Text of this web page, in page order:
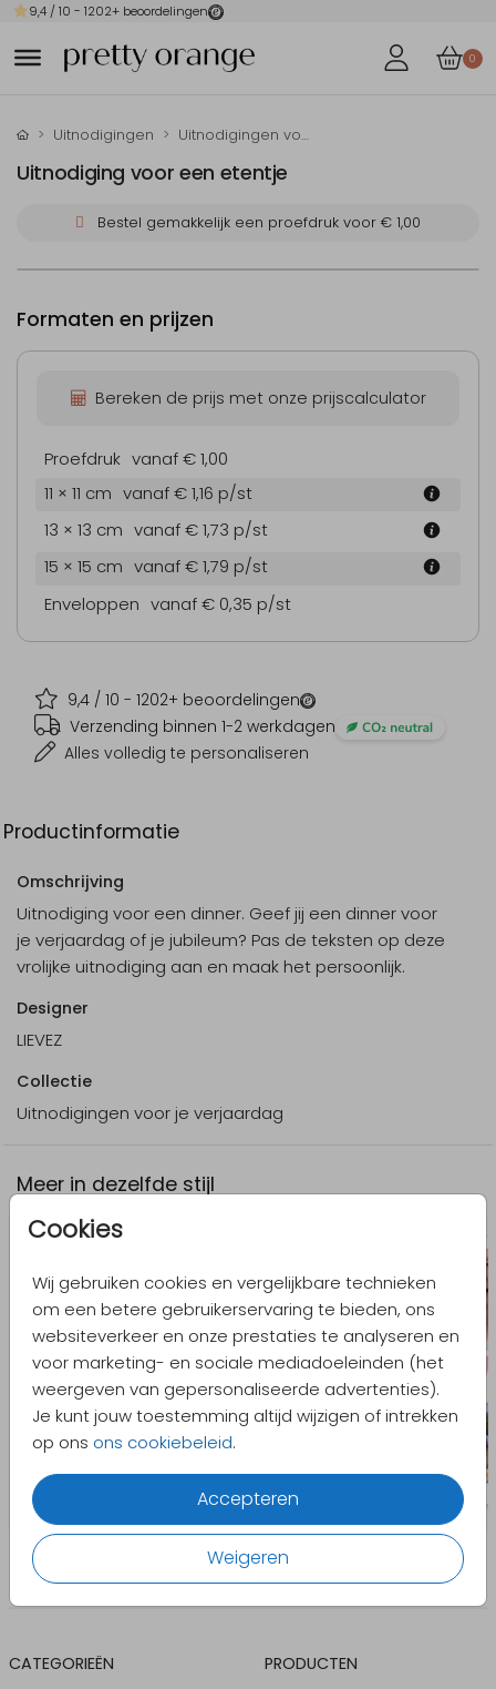
9,4 / 10 - 1202+ beoordelingen
0
Cookies
Wij gebruiken cookies en vergelijkbare technieken
om een betere gebruikerservaring te bieden, ons
websiteverkeer en onze prestaties te analyseren en
voor marketing- en sociale mediadoeleinden (het
weergeven van gepersonaliseerde advertenties).
Je kunt jouw toestemming altijd wijzigen of intrekken
op ons ons cookiebeleid.
Accepteren
Weigeren
Uitnodigingen Uitnodigingen voor je verjaardag
Uitnodiging voor een etentje
Bestel gemakkelijk een proefdruk voor € 1,00
9,4 / 10 - 1202+ beoordelingen
Verzending binnen 1-2 werkdagen
Alles volledig te personaliseren
Formaten en prijzen
Bereken de prijs met onze prijscalculator
Proefdruk vanaf € 1,00
11 × 11 cm vanaf € 1,16 p/st
13 × 13 cm vanaf € 1,73 p/st
15 × 15 cm vanaf € 1,79 p/st
Enveloppen vanaf € 0,35 p/st
Productinformatie
Omschrijving
Uitnodiging voor een dinner. Geef jij een dinner voor
je verjaardag of je jubileum? Pas de teksten op deze
vrolijke uitnodiging aan en maak het persoonlijk.
Designer
LIEVEZ
Collectie
Uitnodigingen voor je verjaardag
Meer in dezelfde stijl
CATEGORIEËN
PRODUCTEN